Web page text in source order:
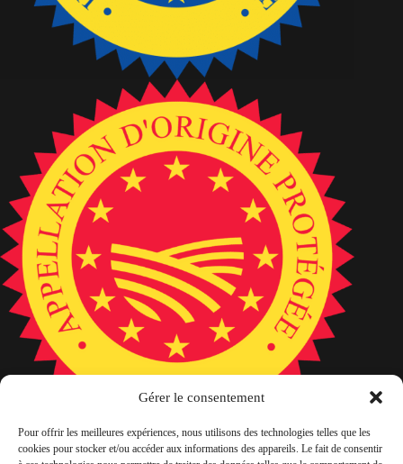
Gérer le consentement
Pour offrir les meilleures expériences, nous utilisons des technologies telles que les
cookies pour stocker et/ou accéder aux informations des appareils. Le fait de consentir